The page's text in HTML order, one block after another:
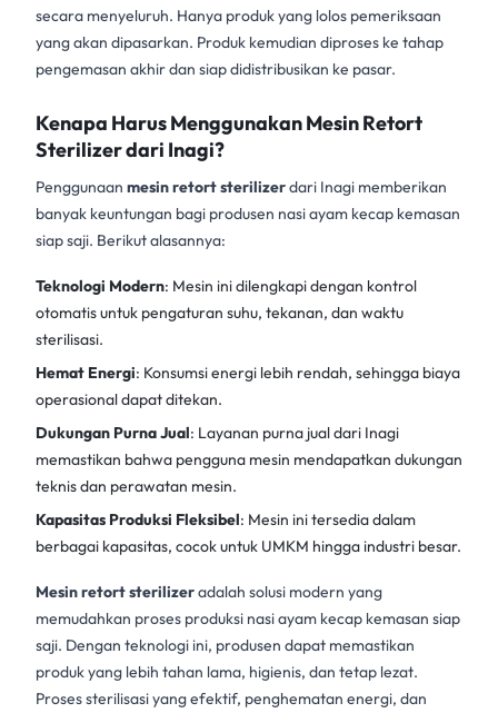
secara menyeluruh. Hanya produk yang lolos pemeriksaan
yang akan dipasarkan. Produk kemudian diproses ke tahap
pengemasan akhir dan siap didistribusikan ke pasar.
Kenapa Harus Menggunakan Mesin Retort
Sterilizer dari Inagi?
Penggunaan mesin retort sterilizerdari Inagi memberikan
banyak keuntungan bagi produsen nasi ayam kecap kemasan
siap saji. Berikut alasannya:
Teknologi Modern: Mesin ini dilengkapi dengan kontrol
otomatis untuk pengaturan suhu, tekanan, dan waktu
sterilisasi.
Hemat Energi: Konsumsi energi lebih rendah, sehingga biaya
operasional dapat ditekan.
Dukungan Purna Jual: Layanan purna jual dari Inagi
memastikan bahwa pengguna mesin mendapatkan dukungan
teknis dan perawatan mesin.
Kapasitas Produksi Fleksibel: Mesin ini tersedia dalam
berbagai kapasitas, cocok untuk UMKM hingga industri besar.
Mesin retort sterilizeradalah solusi modern yang
memudahkan proses produksi nasi ayam kecap kemasan siap
saji. Dengan teknologi ini, produsen dapat memastikan
produk yang lebih tahan lama, higienis, dan tetap lezat.
Proses sterilisasi yang efektif, penghematan energi, dan